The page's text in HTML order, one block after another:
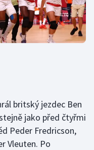
britský jezdec Ben
jako před čtyřmi
Peder Fredricson,
Vleuten. Po